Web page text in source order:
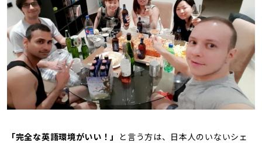
「完全な英語環境がいい！」
と言う方は、日本人のいないシェ